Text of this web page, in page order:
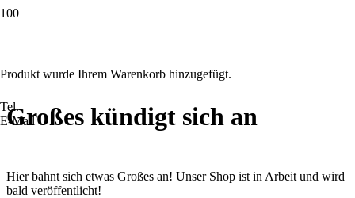
Produkt wurde Ihrem Warenkorb hinzugefügt.
Tel.
E-Mail
Großes kündigt sich an
Hier bahnt sich etwas Großes an! Unser Shop ist in Arbeit und wird
bald veröffentlicht!